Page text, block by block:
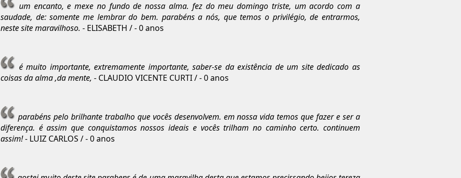
um encanto, e mexe no fundo de nossa alma. fez do meu domingo triste, um acordo com a
saudade, de: somente me lembrar do bem. parabéns a nós, que temos o privilégio, de entrarmos,
neste site maravilhoso. - ELISABETH / - 0 anos
é muito importante, extremamente importante, saber-se da existência de um site dedicado as
coisas da alma ,da mente, - CLAUDIO VICENTE CURTI / - 0 anos
parabéns pelo brilhante trabalho que vocês desenvolvem. em nossa vida temos que fazer e ser a
diferença. é assim que conquistamos nossos ideais e vocês trilham no caminho certo. continuem
assim!- LUIZ CARLOS / - 0 anos